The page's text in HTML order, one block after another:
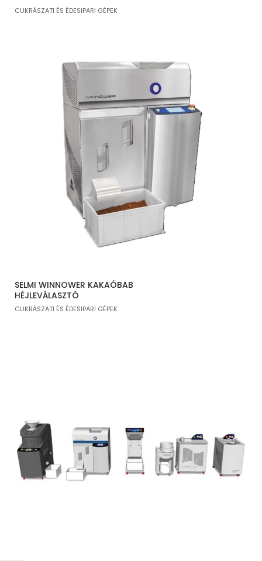
CUKRÁSZATI ÉS ÉDESIPARI GÉPEK
SELMI WINNOWER KAKAÓBAB
HÉJLEVÁLASZTÓ
CUKRÁSZATI ÉS ÉDESIPARI GÉPEK